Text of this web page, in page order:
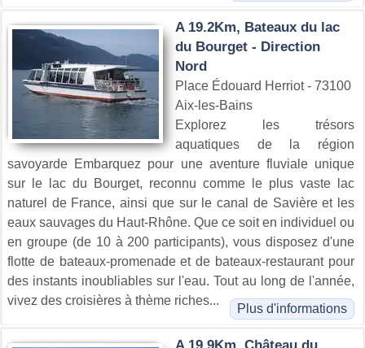
A 19.2Km, Bateaux du lac
du Bourget - Direction
Nord
Place Édouard Herriot - 73100
Aix-les-Bains
Explorez les trésors
aquatiques de la région
savoyarde Embarquez pour une aventure fluviale unique
sur le lac du Bourget, reconnu comme le plus vaste lac
naturel de France, ainsi que sur le canal de Savière et les
eaux sauvages du Haut-Rhône. Que ce soit en individuel ou
en groupe (de 10 à 200 participants), vous disposez d'une
flotte de bateaux-promenade et de bateaux-restaurant pour
des instants inoubliables sur l'eau. Tout au long de l'année,
vivez des croisières à thème riches...
Plus d'informations
A 19.9Km, Château du